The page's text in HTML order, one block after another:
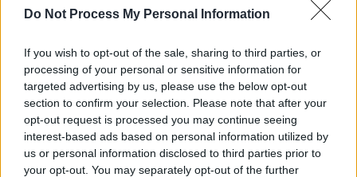
Do Not Process My Personal Information
If you wish to opt-out of the sale, sharing to third parties, or
processing of your personal or sensitive information for
targeted advertising by us, please use the below opt-out
section to confirm your selection. Please note that after your
opt-out request is processed you may continue seeing
interest-based ads based on personal information utilized by
us or personal information disclosed to third parties prior to
your opt-out. You may separately opt-out of the further
PMP (Tomac)
Forța Dreptei (L. Orban)
PNȚMM
REPER
SENS
SOS (Șoșoacă)
POT (Gavrilă)